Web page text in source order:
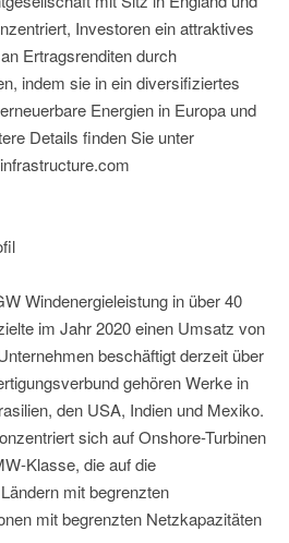
Investoren ein attraktives
Ertragsrenditen durch
indem sie in ein diversifiziertes
Energien in Europa und
Details finden Sie unter
Windenergieleistung in über 40
im Jahr 2020 einen Umsatz von
beschäftigt derzeit über
gehören Werke in
den USA, Indien und Mexiko.
sich auf Onshore-Turbinen
Klasse, die auf die
mit begrenzten
mit begrenzten Netzkapazitäten